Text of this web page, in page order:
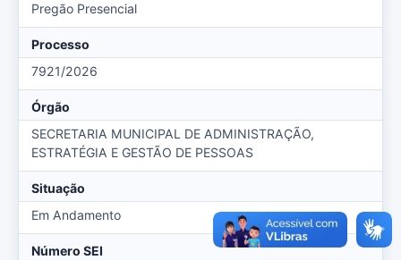
Pregão Presencial
Processo
7921/2026
Órgão
SECRETARIA MUNICIPAL DE ADMINISTRAÇÃO,
ESTRATÉGIA E GESTÃO DE PESSOAS
Situação
Em Andamento
Número SEI